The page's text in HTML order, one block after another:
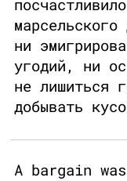
ни
угодий, ни
не лишиться
добывать
A bargain